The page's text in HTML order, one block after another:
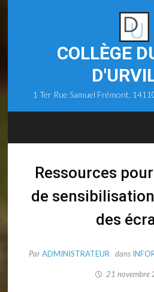
COLLÈGE
1 Ter Rue Samuel Frémont,
Ressources
de
des
ParADMINISTRATEUR dans
21 novembre